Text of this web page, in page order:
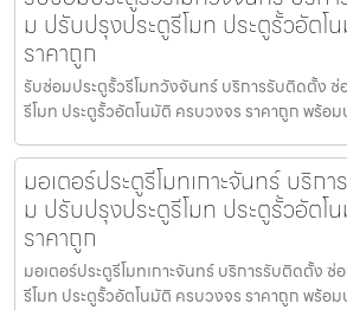
ม ปรับปรุงประตูรีโมท ประตูรั้วอัตโ
ราคาถูก
รับซ่อมประตูรั้วรีโมทวังจันทร์ บริการรับติดตั้ง
รีโมท ประตูรั้วอัตโนมัติ ครบวงจร ราคาถูก พร้อ
มอเตอร์ประตูรีโมทเกาะจันทร์ บริก
ม ปรับปรุงประตูรีโมท ประตูรั้วอัตโ
ราคาถูก
มอเตอร์ประตูรีโมทเกาะจันทร์ บริการรับติดตั้ง
รีโมท ประตูรั้วอัตโนมัติ ครบวงจร ราคาถูก พร้อ